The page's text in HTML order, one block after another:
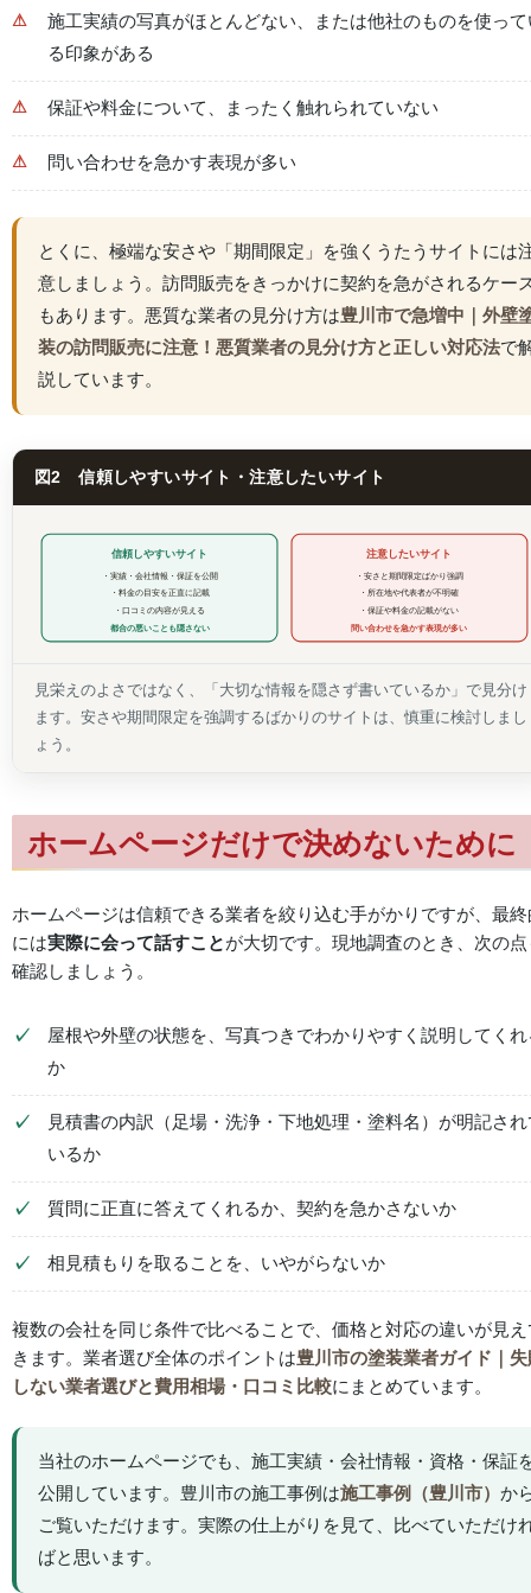
施工実績の写真がほとんどない、または他社のものを使って
る印象がある
保証や料金について、まったく触れられていない
問い合わせを急かす表現が多い
とくに、極端な安さや「期間限定」を強くうたうサイトには
意しましょう。訪問販売をきっかけに契約を急がされるケー
もあります。悪質な業者の見分け方は豊川市で急増中｜外壁
装の訪問販売に注意！悪質業者の見分け方と正しい対応法で
説しています。
図2 信頼しやすいサイト・注意したいサイト
信頼しやすいサイト
・実績・会社情報・保証を公開
・料金の目安を正直に記載
・口コミの内容が見える
都合の悪いことも隠さない
注意したいサイト
・安さと期間限定ばかり強調
・所在地や代表者が不明確
・保証や料金の記載がない
問い合わせを急かす表現が多い
見栄えのよさではなく、「大切な情報を隠さず書いているか」で見分け
ます。安さや期間限定を強調するばかりのサイトは、慎重に検討しまし
ょう。
ホームページだけで決めないために
ホームページは信頼できる業者を絞り込む手がかりですが、最終
には実際に会って話すことが大切です。現地調査のとき、次の点
確認しましょう。
屋根や外壁の状態を、写真つきでわかりやすく説明してくれ
か
見積書の内訳（足場・洗浄・下地処理・塗料名）が明記され
いるか
質問に正直に答えてくれるか、契約を急かさないか
相見積もりを取ることを、いやがらないか
複数の会社を同じ条件で比べることで、価格と対応の違いが見え
きます。業者選び全体のポイントは豊川市の塗装業者ガイド｜失
しない業者選びと費用相場・口コミ比較にまとめています。
当社のホームページでも、施工実績・会社情報・資格・保証
公開しています。豊川市の施工事例は施工事例（豊川市） か
ご覧いただけます。実際の仕上がりを見て、比べていただけ
ばと思います。